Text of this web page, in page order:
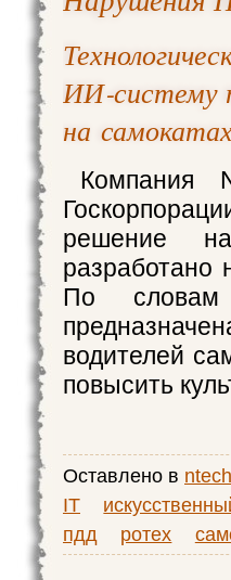
ИИ‑систему
на
Компания
решение
разработано
По словам
водителей
повысить
Оставлено в
IT
пдд
ротех